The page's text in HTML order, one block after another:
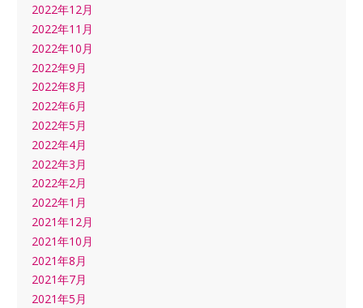
2022年12月
2022年11月
2022年10月
2022年9月
2022年8月
2022年6月
2022年5月
2022年4月
2022年3月
2022年2月
2022年1月
2021年12月
2021年10月
2021年8月
2021年7月
2021年5月